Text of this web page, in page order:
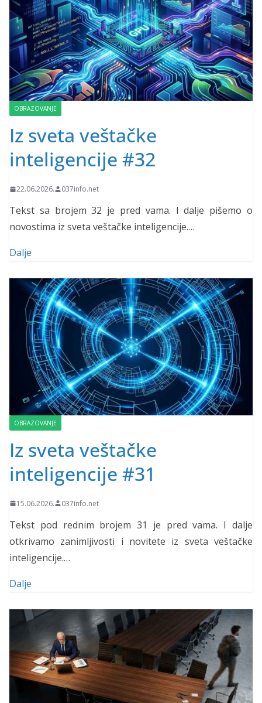
OBRAZOVANJE
Iz sveta veštačke
inteligencije #32
22.06.2026. 037info.net
Tekst sa brojem 32 je pred vama. I dalje pišemo o
novostima iz sveta veštačke inteligencije.…
Dalje
OBRAZOVANJE
Iz sveta veštačke
inteligencije #31
15.06.2026. 037info.net
Tekst pod rednim brojem 31 je pred vama. I dalje
otkrivamo zanimljivosti i novitete iz sveta veštačke
inteligencije.…
Dalje